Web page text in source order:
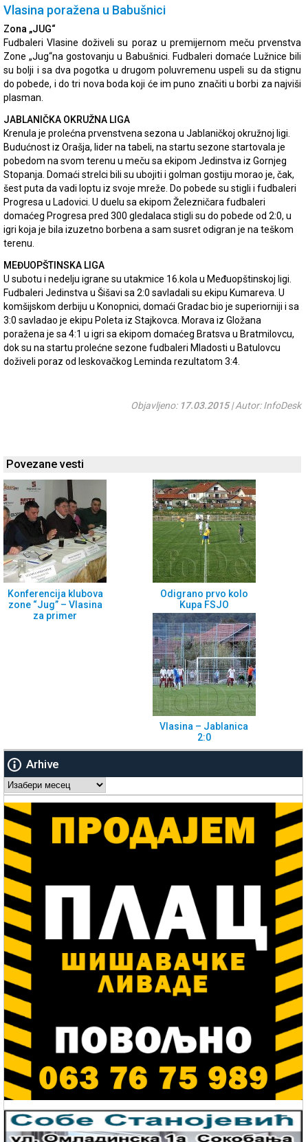
Vlasina poražena u Babušnici
Zona „JUG“
Fudbaleri Vlasine doživeli su poraz u premijernom meču prvenstva
Zone „Jug“na gostovanju u Babušnici. Fudbaleri domaće Lužnice bili
su bolji i sa dva pogotka u drugom poluvremenu uspeli su da stignu
do pobede, i do tri nova boda koji će im puno značiti u borbi za najviši
plasman.
JABLANIČKA OKRUŽNA LIGA
Krenula je prolećna prvenstvena sezona u Jablaničkoj okružnoj ligi.
Budućnost iz Orašja, lider na tabeli, na startu sezone startovala je
pobedom na svom terenu u meču sa ekipom Jedinstva iz Gornjeg
Stopanja. Domaći strelci bili su ubojiti i golman gostiju morao je, čak,
šest puta da vadi loptu iz svoje mreže. Do pobede su stigli i fudbaleri
Progresa u Ladovici. U duelu sa ekipom Železničara fudbaleri
domaćeg Progresa pred 300 gledalaca stigli su do pobede od 2:0, u
igri koja je bila izuzetno borbena a sam susret odigran je na teškom
terenu.
MEĐUOPŠTINSKA LIGA
U subotu i nedelju igrane su utakmice 16.kola u Međuopštinskoj ligi.
Fudbaleri Jedinstva u Šišavi sa 2:0 savladali su ekipu Kumareva. U
komšijskom derbiju u Konopnici, domaći Gradac bio je superiorniji i sa
3:0 savladao je ekipu Poleta iz Stajkovca. Morava iz Gložana
poražena je sa 4:1 u igri sa ekipom domaćeg Bratsva u Bratmilovcu,
dok su na startu prolećne sezone fudbaleri Mladosti u Batulovcu
doživeli poraz od leskovačkog Leminda rezultatom 3:4.
Objavljeno: 17.03.2015| Autor: InfoDesk
Povezane vesti
Konferencija klubova
zone “Jug” – Vlasina
za primer
Odigrano prvo kolo
Kupa FSJO
Vlasina – Jablanica
2:0
Arhive
Arhive